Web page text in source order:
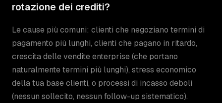
rotazione dei crediti?
Le cause più comuni: clienti che negoziano termini di
pagamento più lunghi, clienti che pagano in ritardo,
crescita delle vendite enterprise (che portano
naturalmente termini più lunghi), stress economico
della tua base clienti, o processi di incasso deboli
(nessun sollecito, nessun follow-up sistematico).